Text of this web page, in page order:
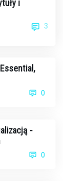
i
3
0
-
0